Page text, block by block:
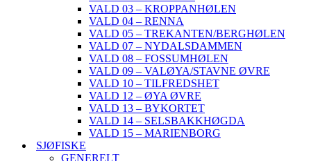
VALD 03 – KROPPANHØLEN
VALD 04 – RENNA
VALD 05 – TREKANTEN/BERGHØLEN
VALD 07 – NYDALSDAMMEN
VALD 08 – FOSSUMHØLEN
VALD 09 – VALØYA/STAVNE ØVRE
VALD 10 – TILFREDSHET
VALD 12 – ØYA ØVRE
VALD 13 – BYKORTET
VALD 14 – SELSBAKKHØGDA
VALD 15 – MARIENBORG
SJØFISKE
GENERELT